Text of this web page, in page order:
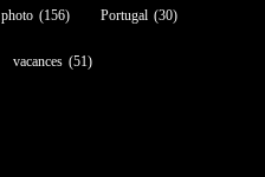
photo (156) Portugal (30)
vacances (51)